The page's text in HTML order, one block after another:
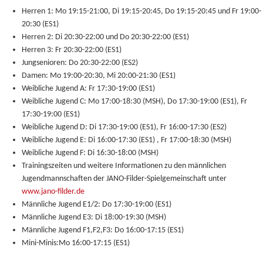
Herren 1: Mo 19:15-21:00, Di 19:15-20:45, Do 19:15-20:45 und Fr 19:00-
20:30 (ES1)
Herren 2: Di 20:30-22:00 und Do 20:30-22:00 (ES1)
Herren 3: Fr 20:30-22:00 (ES1)
Jungsenioren: Do 20:30-22:00 (ES2)
Damen: Mo 19:00-20:30, Mi 20:00-21:30 (ES1)
Weibliche Jugend A: Fr 17:30-19:00 (ES1)
Weibliche Jugend C: Mo 17:00-18:30 (MSH), Do 17:30-19:00 (ES1), Fr
17:30-19:00 (ES1)
Weibliche Jugend D: Di 17:30-19:00 (ES1), Fr 16:00-17:30 (ES2)
Weibliche Jugend E: Di 16:00-17:30 (ES1) , Fr 17:00-18:30 (MSH)
Weibliche Jugend F: Di 16:30-18:00 (MSH)
Trainingszeiten und weitere Informationen zu den männlichen
Jugendmannschaften der JANO-Filder-Spielgemeinschaft unter
www.jano-filder.de
Männliche Jugend E1/2: Do 17:30-19:00 (ES1)
Männliche Jugend E3: Di 18:00-19:30 (MSH)
Männliche Jugend F1,F2,F3: Do 16:00-17:15 (ES1)
Mini-Minis:Mo 16:00-17:15 (ES1)